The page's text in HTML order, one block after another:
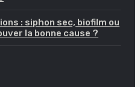
: siphon sec, biofilm ou
la bonne cause ?